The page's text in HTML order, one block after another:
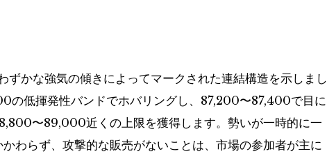
ずかな強気の傾きによってマークされた連結構造を示しまし
の低揮発性バンドでホバリングし、87,200〜87,400で目に
〜89,000近くの上限を獲得します。勢いが一時的に一
わらず、攻撃的な販売がないことは、市場の参加者が主に